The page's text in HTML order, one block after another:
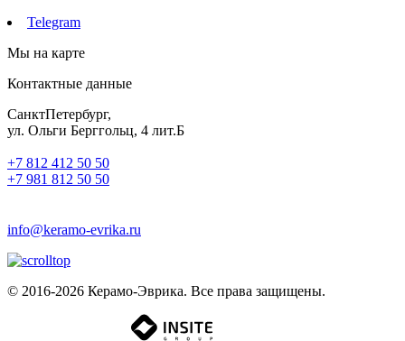
Telegram
Мы на карте
Контактные данные
СанктПетербург,
ул. Ольги Берггольц, 4 лит.Б
+7 812 412 50 50
+7 981 812 50 50
info@keramo-evrika.ru
© 2016-2026 Керамо-Эврика. Все права защищены.